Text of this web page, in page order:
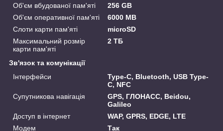
Об'єм вбудованої пам'яті
256 GB
Об'єм оперативної пам'яті
6000 MB
Слоти карти пам'яті
microSD
Максимальний розмір
карти пам'яті
2 ТБ
Зв'язок та комунікації
Інтерфейси
Type-C, Bluetooth, USB Type-
C, NFC
Супутникова навігація
GPS, ГЛОНАСС, Beidou,
Galileo
Доступ в інтернет
WAP, GPRS, EDGE, LTE
Модем
Так